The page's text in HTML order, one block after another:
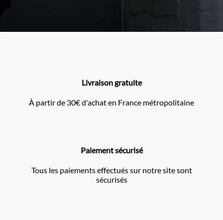
Livraison gratuite
À partir de 30€ d'achat en France métropolitaine
Paiement sécurisé
Tous les paiements effectués sur notre site sont
sécurisés